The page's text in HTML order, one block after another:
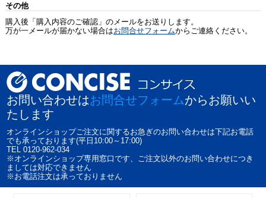
その他
購入後「購入内容のご確認」のメールをお送りします。
万が一メールが届かない場合はお問合せフォームからご連絡ください。
お問い合わせはお問合せフォームからお願いい
たします
オンラインショップご注文に関するお急ぎのお問い合わせは下記お電話
でも承っております(平日10:00～17:00)
TEL 0120-962-034
※オンラインショップ専用窓口です、ご注文以外のお問い合わせにつき
ましては対応できません
※お電話注文は承っておりません